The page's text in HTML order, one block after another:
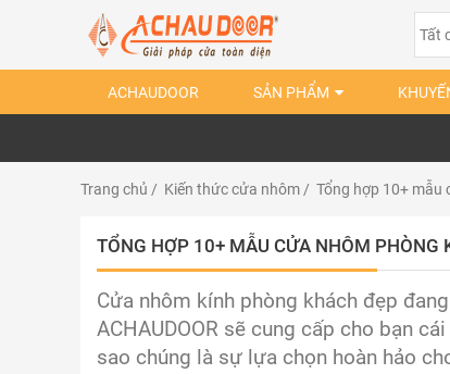
ACHAUDOOR SẢN PHẨM
Trang chủ / Kiến thức cửa nhôm / Tổng hợp 10+ mẫu
TỔNG HỢP 10+ MẪU CỬA NHÔM PHÒNG
Cửa nhôm kính phòng khách đẹp
ACHAUDOOR sẽ cung cấp cho bạn
sao chúng là sự lựa chọn hoàn hảo